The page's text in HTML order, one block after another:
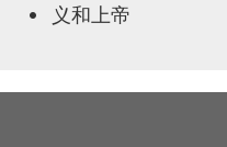
义和上帝